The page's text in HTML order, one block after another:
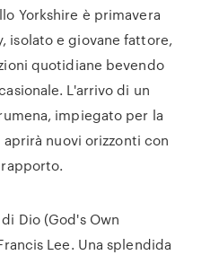
Yorkshire è primavera
isolato e giovane fattore,
quotidiane bevendo
L'arrivo di un
impiegato per la
nuovi orizzonti con
Dio (God's Own
Lee. Una splendida